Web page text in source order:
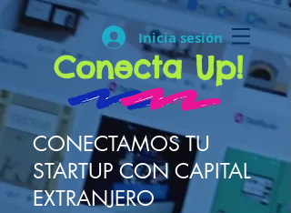
Inicia sesión
Conecta Up!
CONECTAMOS TU
STARTUP CON CAPITAL
EXTRANJERO